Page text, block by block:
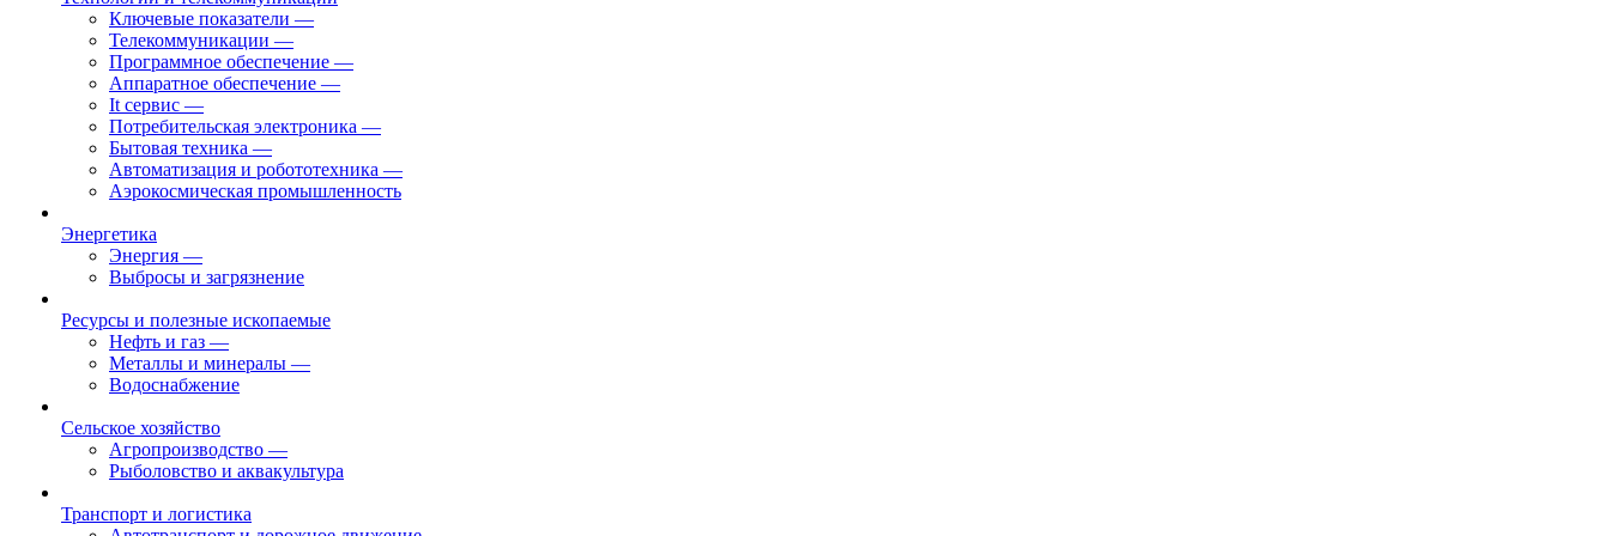
Ключевые показатели —
Телекоммуникации —
Программное обеспечение —
Аппаратное обеспечение —
It сервис —
Потребительская электроника —
Бытовая техника —
Автоматизация и робототехника —
Аэрокосмическая промышленность
Энергетика
Энергия —
Выбросы и загрязнение
Ресурсы и полезные ископаемые
Нефть и газ —
Металлы и минералы —
Водоснабжение
Сельское хозяйство
Агропроизводство —
Рыболовство и аквакультура
Транспорт и логистика